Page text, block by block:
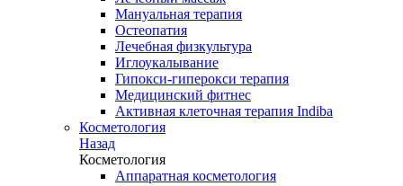
Мануальная терапия
Остеопатия
Лечебная физкультура
Иглоукалывание
Гипокси-гиперокси терапия
Медицинский фитнес
Активная клеточная терапия Indiba
Косметология
Назад
Косметология
Аппаратная косметология